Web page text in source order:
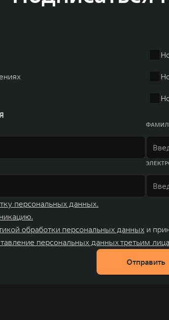
персональных данных.
обработки персональных данных и
персональных данных третьим
Отправить